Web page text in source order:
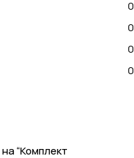
0
0
0
0
“Комплект